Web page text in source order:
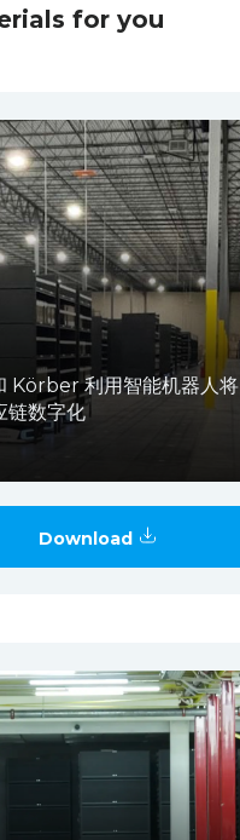
for you
Körber 利用智能机器人将
链数字化
Download